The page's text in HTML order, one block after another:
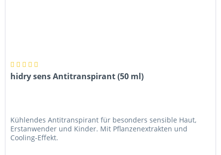
hidry sens Antitranspirant (50 ml)
Kühlendes Antitranspirant für besonders sensible Haut,
Erstanwender und Kinder. Mit Pflanzenextrakten und
Cooling-Effekt.